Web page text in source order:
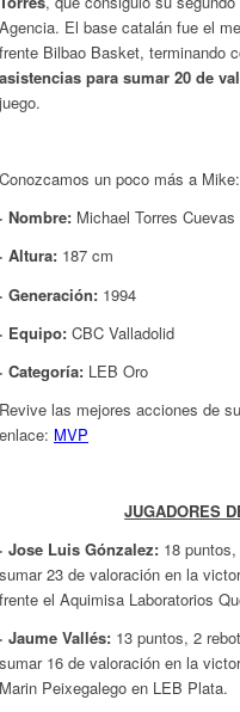
Agencia. El base catalán fue el
frente Bilbao Basket, terminando
asistencias para sumar 20 de
juego.
Conozcamos un poco más a Mike:
· Nombre: Michael Torres Cuevas
· Altura: 187 cm
· Generación: 1994
· Equipo: CBC Valladolid
· Categoría: LEB Oro
Revive las mejores acciones de
enlace: MVP
JUGADORES
· Jose Luis Gónzalez: 18
sumar 23 de valoración en la
frente el Aquimisa Laboratorios
· Jaume Vallés: 13 puntos, 2
sumar 16 de valoración en la
Marin Peixegalego en LEB Plata.